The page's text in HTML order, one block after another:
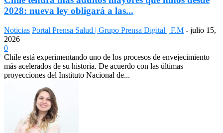
2028: nueva ley obligará a las...
Noticias Portal Prensa Salud | Grupo Prensa Digital | F.M - julio 15,
2026
0
Chile está experimentando uno de los procesos de envejecimiento
más acelerados de su historia. De acuerdo con las últimas
proyecciones del Instituto Nacional de...